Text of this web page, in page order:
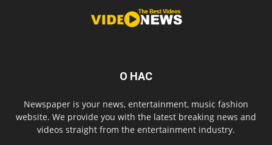
О НАС
Newspaper is your news, entertainment, music fashion
website. We provide you with the latest breaking news and
videos straight from the entertainment industry.